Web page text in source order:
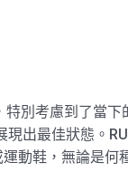
別考慮到了當下
出最佳狀態。
動鞋，無論是何